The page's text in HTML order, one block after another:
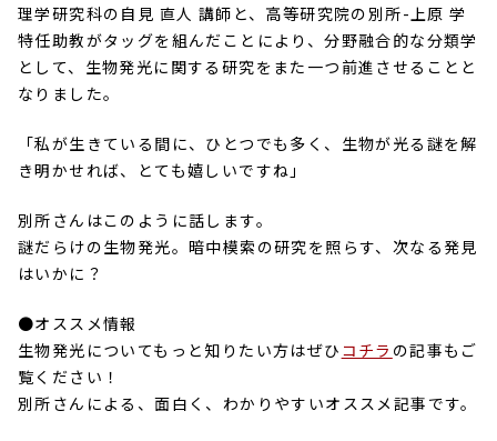
理学研究科の自見 直人 講師と、高等研究院の別所-上原 学
特任助教がタッグを組んだことにより、分野融合的な分類学
として、生物発光に関する研究をまた一つ前進させることと
なりました。
「私が生きている間に、ひとつでも多く、生物が光る謎を解
き明かせれば、とても嬉しいですね」
別所さんはこのように話します。
謎だらけの生物発光。暗中模索の研究を照らす、次なる発見
はいかに？
●オススメ情報
生物発光についてもっと知りたい方はぜひ コチラ の記事もご
覧ください！
別所さんによる、面白く、わかりやすいオススメ記事です。